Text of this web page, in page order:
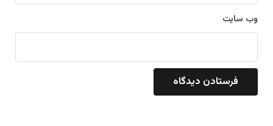
وب‌ سایت